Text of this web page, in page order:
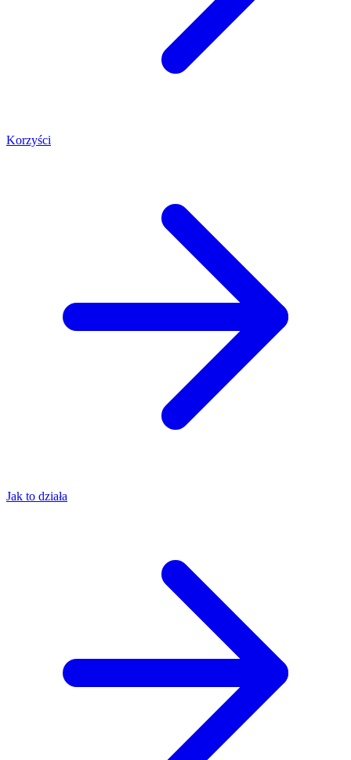
Korzyści
Jak to działa